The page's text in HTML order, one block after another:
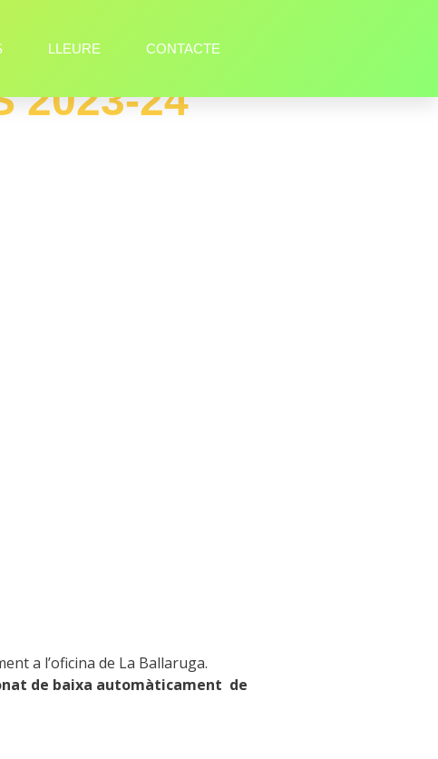
LLEURE CONTACTE
2023-24
a l’oficina de La Ballaruga.
de baixa automàticament de